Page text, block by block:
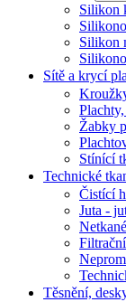
Silikon
Silikon
Sítě a krycí
Žabky
Stínící
Technické
Čistící
Juta -
Těsnění,